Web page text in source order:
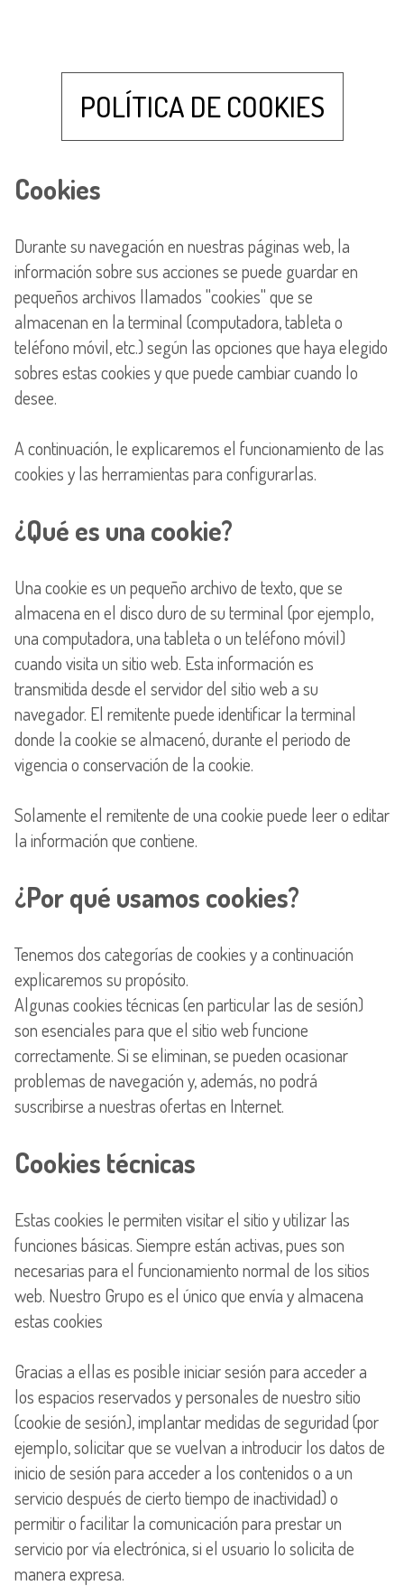
POLÍTICA DE COOKIES
Cookies
Durante su navegación en nuestras páginas web, la
información sobre sus acciones se puede guardar en
pequeños archivos llamados "cookies" que se
almacenan en la terminal (computadora, tableta o
teléfono móvil, etc.) según las opciones que haya elegido
sobres estas cookies y que puede cambiar cuando lo
desee.
A continuación, le explicaremos el funcionamiento de las
cookies y las herramientas para configurarlas.
¿Qué es una cookie?
Una cookie es un pequeño archivo de texto, que se
almacena en el disco duro de su terminal (por ejemplo,
una computadora, una tableta o un teléfono móvil)
cuando visita un sitio web. Esta información es
transmitida desde el servidor del sitio web a su
navegador. El remitente puede identificar la terminal
donde la cookie se almacenó, durante el periodo de
vigencia o conservación de la cookie.
Solamente el remitente de una cookie puede leer o editar
la información que contiene.
¿Por qué usamos cookies?
Tenemos dos categorías de cookies y a continuación
explicaremos su propósito.
Algunas cookies técnicas (en particular las de sesión)
son esenciales para que el sitio web funcione
correctamente. Si se eliminan, se pueden ocasionar
problemas de navegación y, además, no podrá
suscribirse a nuestras ofertas en Internet.
Cookies técnicas
Estas cookies le permiten visitar el sitio y utilizar las
funciones básicas. Siempre están activas, pues son
necesarias para el funcionamiento normal de los sitios
web. Nuestro Grupo es el único que envía y almacena
estas cookies
Gracias a ellas es posible iniciar sesión para acceder a
los espacios reservados y personales de nuestro sitio
(cookie de sesión), implantar medidas de seguridad (por
ejemplo, solicitar que se vuelvan a introducir los datos de
inicio de sesión para acceder a los contenidos o a un
servicio después de cierto tiempo de inactividad) o
permitir o facilitar la comunicación para prestar un
servicio por vía electrónica, si el usuario lo solicita de
manera expresa.